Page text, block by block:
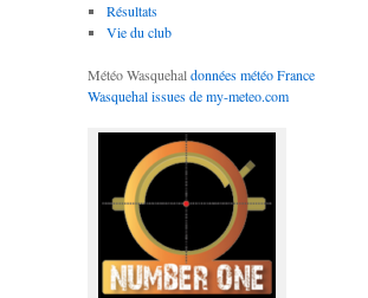
Résultats
Vie du club
Météo Wasquehaldonnées météo France
Wasquehal issues de my-meteo.com